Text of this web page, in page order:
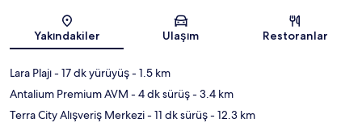
Yakındakiler Ulaşım Restoranlar
Lara Plajı- 17 dk yürüyüş- 1.5 km
Antalium Premium AVM - 4 dk sürüş- 3.4 km
Terra City Alışveriş Merkezi- 11 dk sürüş- 12.3 km